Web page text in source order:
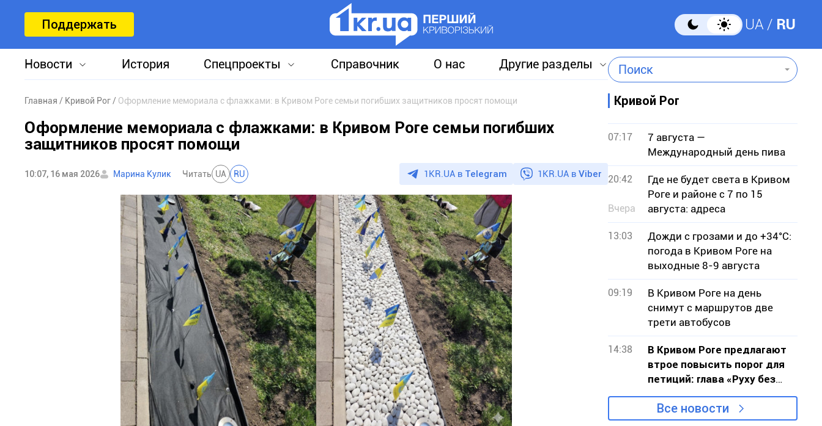
Поддержать UA RU
Новости История Спецпроекты Справочник О нас Другие разделы Поиск
Главная Кривой Рог Оформление мемориала с флажками: в Кривом Роге семьи погибших защитников просят помощи
Оформление мемориала с флажками: в Кривом Роге семьи погибших
защитников просят помощи
10:07, 16 мая 2026 Марина Кулик Читать UA RU 1KR.UA в Telegram 1KR.UA в Viber
Кривой Рог
07:17
7 августа —
Международный день пива
20:42
Вчера
Где не будет света в Кривом
Роге и районе с 7 по 15
августа: адреса
13:03
Дожди с грозами и до +34°С:
погода в Кривом Роге на
выходные 8-9 августа
09:19
В Кривом Роге на день
снимут с маршрутов две
трети автобусов
14:38
В Кривом Роге предлагают
втрое повысить порог для
петиций: глава «Руху без
меж» обратился к власти с
критикой проекта
Все новости